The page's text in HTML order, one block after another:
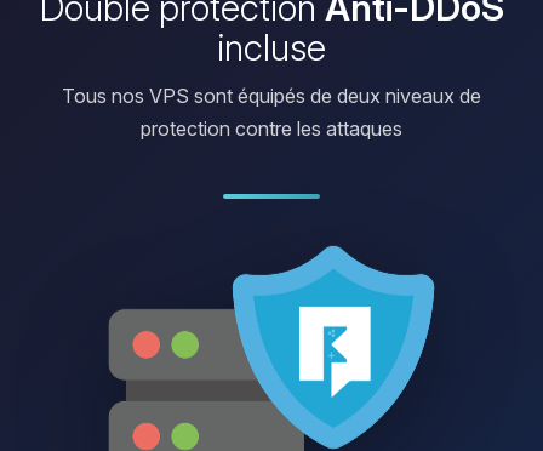
incluse
Tous nos VPS sont équipés de deux niveaux de
protection contre les attaques